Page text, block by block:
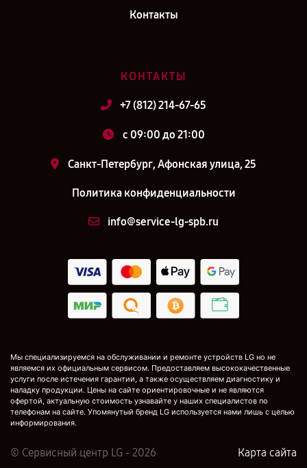
Контакты
КОНТАКТЫ
+7 (812) 214-67-65
c 09:00 до 21:00
Санкт-Петербург, Афонская улица, 25
Политика конфиденциальности
info@service-lg-spb.ru
Мы специализируемся на обслуживании и ремонте устройств LG но не
являемся их официальным сервисом. Предоставляем высококачественные
услуги после истечения гарантии, а также осуществляем диагностику и
наладку продукции. Цены на сайте ориентировочные и не являются
офертой, актуальную стоимость узнавайте у наших специалистов по
телефонам на сайте. Упомянутый бренд LG используется нами лишь с целью
информирования.
© Сервисный центр LG - 2026 Карта сайта